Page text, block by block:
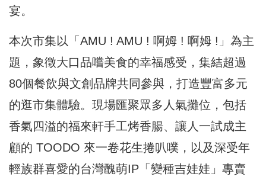
宴。
本次市集以「AMU ! AMU ! 啊姆 ! 啊姆 !」為主
題，象徵大口品嚐美食的幸福感受，集結超過
80個餐飲與文創品牌共同參與，打造豐富多元
的逛市集體驗。現場匯聚眾多人氣攤位，包括
香氣四溢的福來軒手工烤香腸、讓人一試成主
顧的 TOODO 來一卷花生捲叭噗，以及深受年
輕族群喜愛的台灣醜萌IP「變種吉娃娃」專賣